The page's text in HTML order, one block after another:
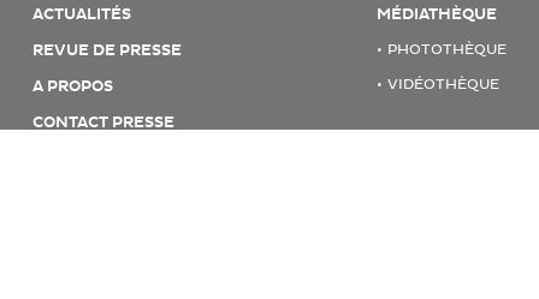
ACTUALITÉS
REVUE DE PRESSE
A PROPOS
CONTACT PRESSE
MÉDIATHÈQUE
PHOTOTHÈQUE
VIDÉOTHÈQUE